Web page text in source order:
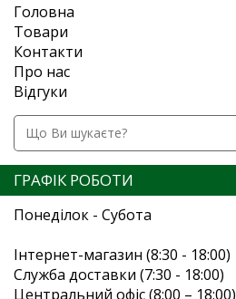
Головна
Товари
Контакти
Про нас
Відгуки
ГРАФІК РОБОТИ
Понеділок - Субота
Інтернет-магазин (8:30 - 18:00)
Служба доставки (7:30 - 18:00)
Центральний офіс (8:00 – 18:00)